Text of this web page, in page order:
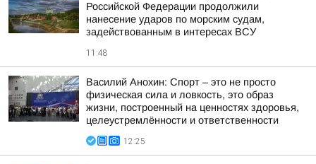
Российской Федерации продолжили
нанесение ударов по морским судам,
задействованным в интересах ВСУ
11:48
Василий Анохин: Спорт – это не просто
физическая сила и ловкость, это образ
жизни, построенный на ценностях здоровья,
целеустремлённости и ответственности
12:25